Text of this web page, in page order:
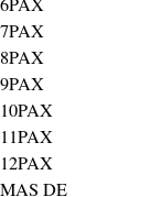
7PAX
8PAX
9PAX
10PAX
11PAX
12PAX
MAS DE